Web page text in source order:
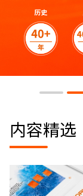
内容精选